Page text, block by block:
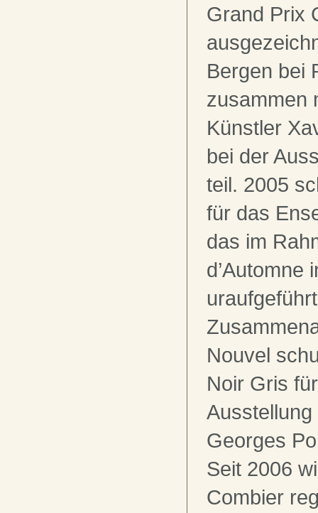
Grand Prix
Bergen bei
zusammen
Künstler
bei der
teil. 2005
für das
das im
d’Automne
Nouvel
Noir Gris
Georges
Seit 2006
Combier